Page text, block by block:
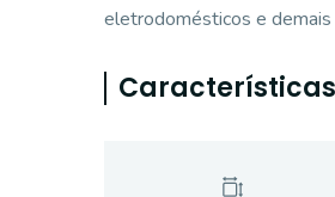
eletrodomésticos e
Características